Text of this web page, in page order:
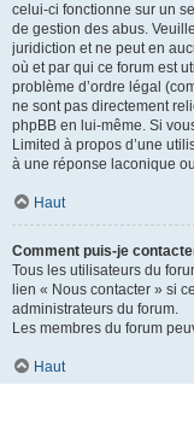
celui-ci fonctionne sur un
de gestion des abus.
juridiction et ne peut en
où et par qui ce forum est
problème d’ordre légal
ne sont pas directement
phpBB en lui-même. Si
Limited à propos d’une
à une réponse laconique
Haut
Comment puis-je
Tous les utilisateurs du
lien « Nous contacter » si
administrateurs du forum.
Les membres du forum
Haut